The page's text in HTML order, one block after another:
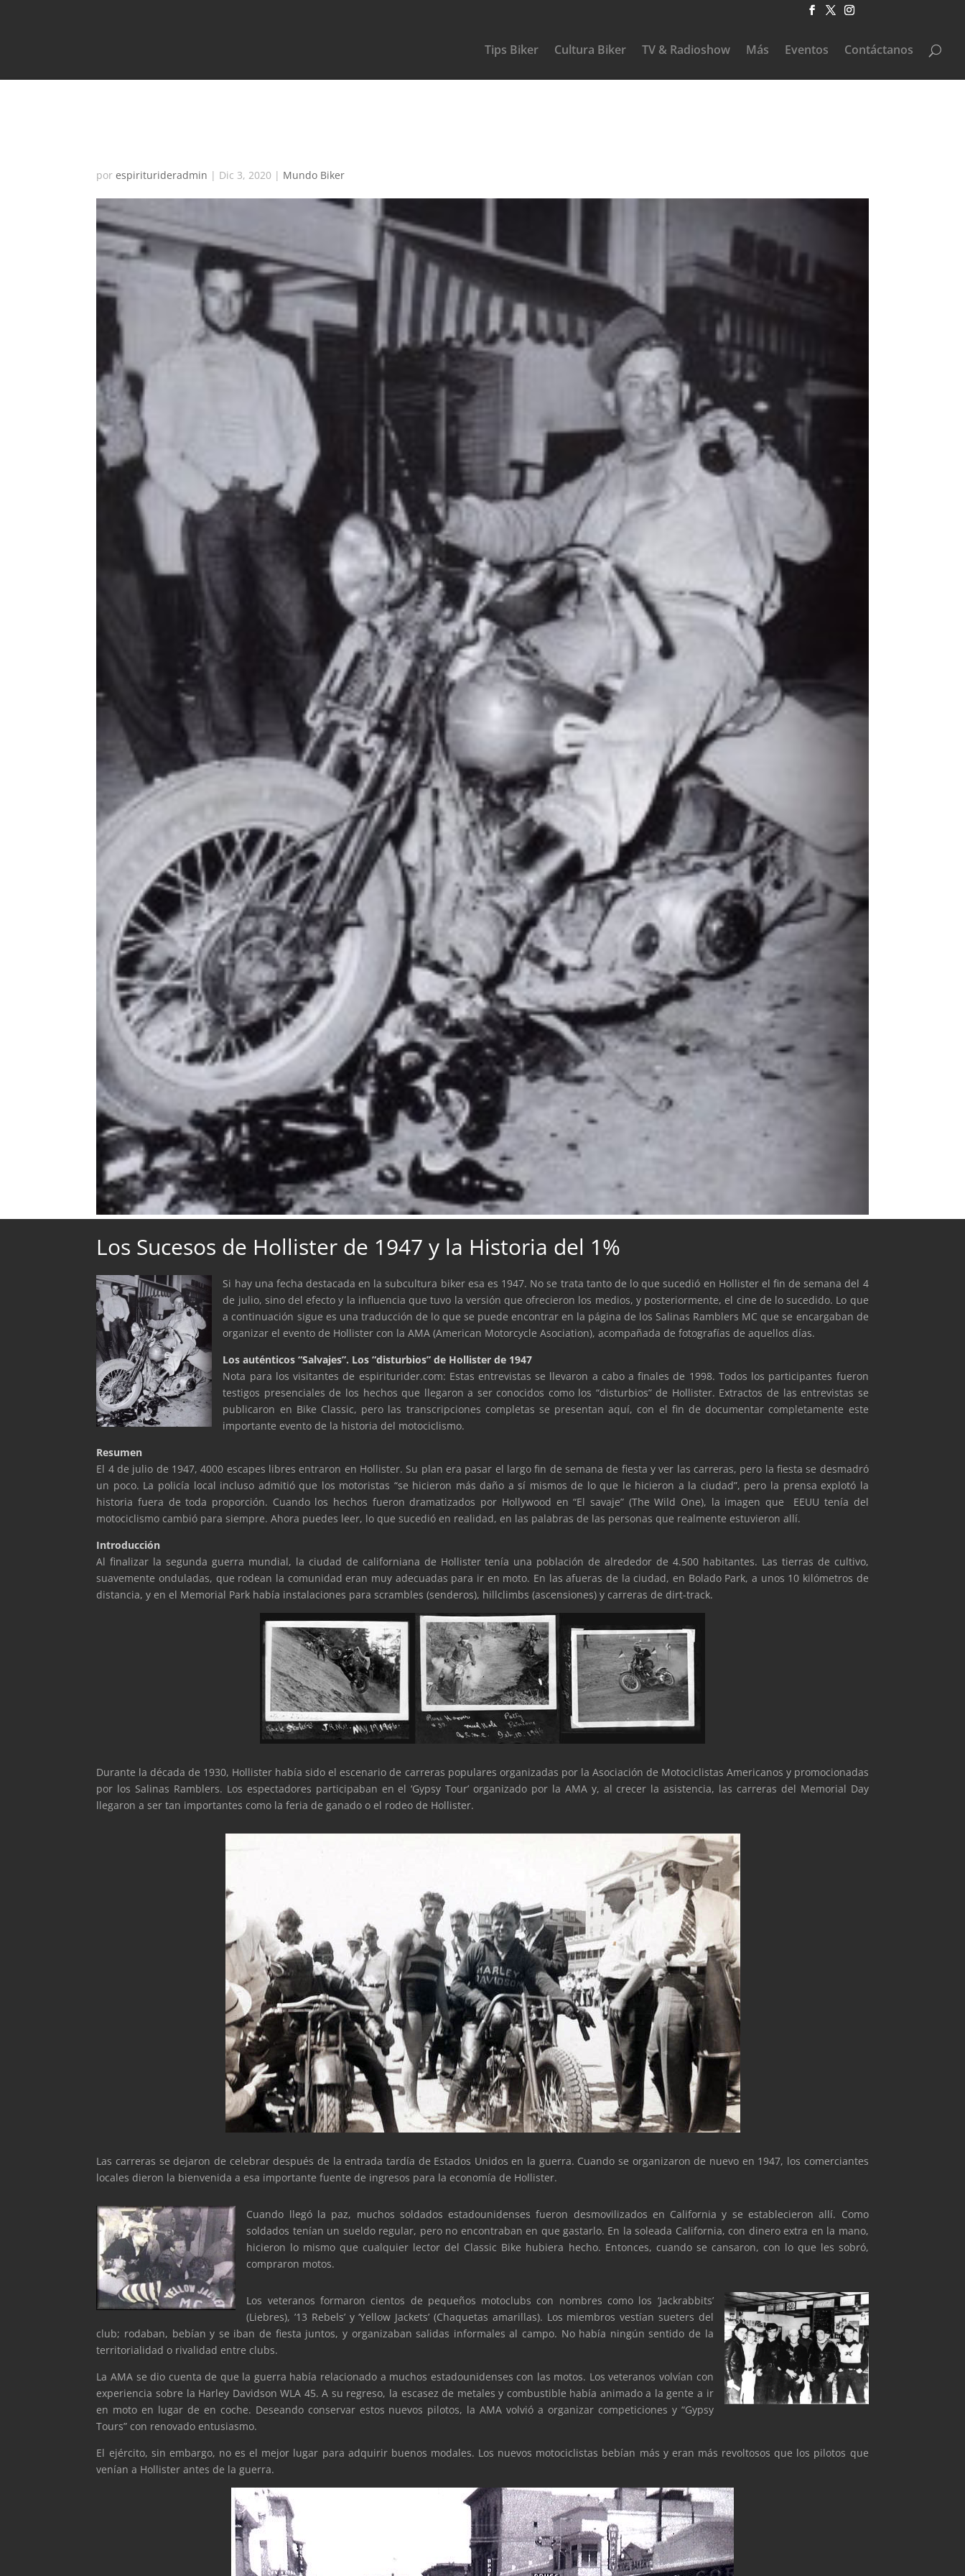
Tips Biker Cultura Biker TV & Radioshow Más Eventos Contáctanos
porespiriturideradmin | Dic 3, 2020 | Mundo Biker
Los Sucesos de Hollister de 1947 y la Historia del 1%
Si hay una fecha destacada en la subcultura biker esa es 1947. No se trata tanto de lo que sucedió en Hollister el fin de semana del 4
de julio, sino del efecto y la influencia que tuvo la versión que ofrecieron los medios, y posteriormente, el cine de lo sucedido. Lo que
a continuación sigue es una traducción de lo que se puede encontrar en la página de los Salinas Ramblers MC que se encargaban de
organizar el evento de Hollister con la AMA (American Motorcycle Asociation), acompañada de fotografías de aquellos días.
Los auténticos “Salvajes”. Los “disturbios” de Hollister de 1947
Nota para los visitantes de espiriturider.com: Estas entrevistas se llevaron a cabo a finales de 1998. Todos los participantes fueron
testigos presenciales de los hechos que llegaron a ser conocidos como los “disturbios” de Hollister. Extractos de las entrevistas se
publicaron en Bike Classic, pero las transcripciones completas se presentan aquí, con el fin de documentar completamente este
importante evento de la historia del motociclismo.
Resumen
El 4 de julio de 1947, 4000 escapes libres entraron en Hollister. Su plan era pasar el largo fin de semana de fiesta y ver las carreras, pero la fiesta se desmadró
un poco. La policía local incluso admitió que los motoristas “se hicieron más daño a sí mismos de lo que le hicieron a la ciudad”, pero la prensa explotó la
historia fuera de toda proporción. Cuando los hechos fueron dramatizados por Hollywood en “El savaje” (The Wild One), la imagen que EEUU tenía del
motociclismo cambió para siempre. Ahora puedes leer, lo que sucedió en realidad, en las palabras de las personas que realmente estuvieron allí.
Introducción
Al finalizar la segunda guerra mundial, la ciudad de californiana de Hollister tenía una población de alrededor de 4.500 habitantes. Las tierras de cultivo,
suavemente onduladas, que rodean la comunidad eran muy adecuadas para ir en moto. En las afueras de la ciudad, en Bolado Park, a unos 10 kilómetros de
distancia, y en el Memorial Park había instalaciones para scrambles (senderos), hillclimbs (ascensiones) y carreras de dirt-track.
Durante la década de 1930, Hollister había sido el escenario de carreras populares organizadas por la Asociación de Motociclistas Americanos y promocionadas
por los Salinas Ramblers. Los espectadores participaban en el ‘Gypsy Tour’ organizado por la AMA y, al crecer la asistencia, las carreras del Memorial Day
llegaron a ser tan importantes como la feria de ganado o el rodeo de Hollister.
Las carreras se dejaron de celebrar después de la entrada tardía de Estados Unidos en la guerra. Cuando se organizaron de nuevo en 1947, los comerciantes
locales dieron la bienvenida a esa importante fuente de ingresos para la economía de Hollister.
Cuando llegó la paz, muchos soldados estadounidenses fueron desmovilizados en California y se establecieron allí. Como
soldados tenían un sueldo regular, pero no encontraban en que gastarlo. En la soleada California, con dinero extra en la mano,
hicieron lo mismo que cualquier lector del Classic Bike hubiera hecho. Entonces, cuando se cansaron, con lo que les sobró,
compraron motos.
Los veteranos formaron cientos de pequeños motoclubs con nombres como los ‘Jackrabbits’
(Liebres), ’13 Rebels’ y ‘Yellow Jackets’ (Chaquetas amarillas). Los miembros vestían sueters del
club; rodaban, bebían y se iban de fiesta juntos, y organizaban salidas informales al campo. No había ningún sentido de la
territorialidad o rivalidad entre clubs.
La AMA se dio cuenta de que la guerra había relacionado a muchos estadounidenses con las motos. Los veteranos volvían con
experiencia sobre la Harley Davidson WLA 45. A su regreso, la escasez de metales y combustible había animado a la gente a ir
en moto en lugar de en coche. Deseando conservar estos nuevos pilotos, la AMA volvió a organizar competiciones y “Gypsy
Tours” con renovado entusiasmo.
El ejército, sin embargo, no es el mejor lugar para adquirir buenos modales. Los nuevos motociclistas bebían más y eran más revoltosos que los pilotos que
venían a Hollister antes de la guerra.